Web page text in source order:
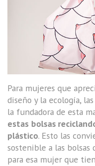
Para mujeres que
diseño y la ecología, las
la fundadora de esta
estas bolsas
plástico. Esto las
sostenible a las
para esa mujer que